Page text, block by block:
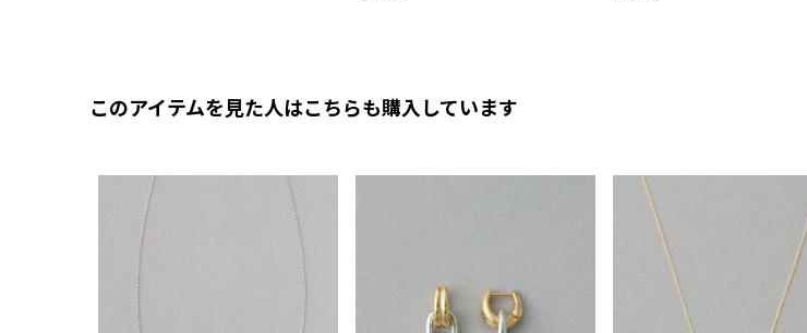
このアイテムを見た人はこちらも購入しています